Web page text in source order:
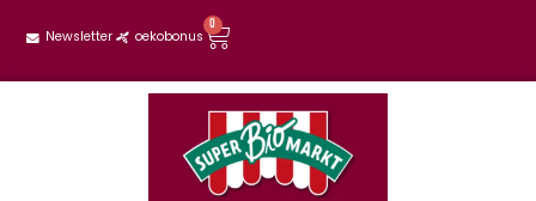
Newsletter oekobonus
0